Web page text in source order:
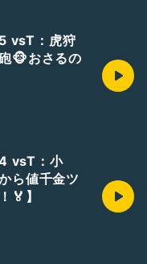
giantscast%E3%
vsT：虎狩
🐵おさるの
vsT：小
ら値千金ツ
🏅】